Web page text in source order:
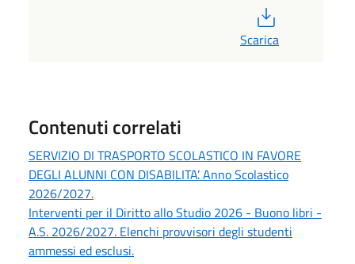
Scarica
Contenuti correlati
SERVIZIO DI TRASPORTO SCOLASTICO IN FAVORE
DEGLI ALUNNI CON DISABILITA’. Anno Scolastico
2026/2027.
Interventi per il Diritto allo Studio 2026 - Buono libri -
A.S. 2026/2027. Elenchi provvisori degli studenti
ammessi ed esclusi.